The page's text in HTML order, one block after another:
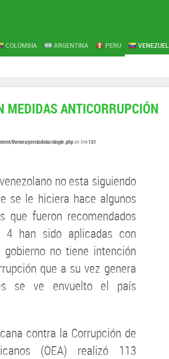
COLOMBIA ARGENTINA PERU
MEDIDAS ANTICORRUPCIÓN
themes/preciodolar/single.phpon line131
no esta siguiendo
se le hiciera hace algunos
que fueron recomendados
han sido aplicadas con
no tiene intención
que a su vez genera
se ve envuelto el país
contra la Corrupción de
(OEA) realizó 113